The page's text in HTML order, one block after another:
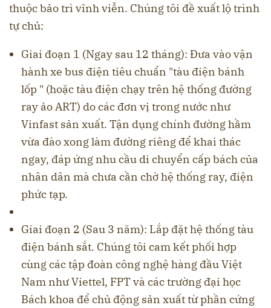
thuộc bảo trì vĩnh viễn. Chúng tôi đề xuất lộ trình
tự chủ:
Giai đoạn 1 (Ngay sau 12 tháng): Đưa vào vận
hành xe bus điện tiêu chuẩn "tàu điện bánh
lốp " (hoặc tàu điện chạy trên hệ thống đường
ray ảo ART) do các đơn vị trong nước như
Vinfast sản xuất. Tận dụng chính đường hầm
vừa đào xong làm đường riêng để khai thác
ngay, đáp ứng nhu cầu di chuyển cấp bách của
nhân dân mà chưa cần chờ hệ thống ray, điện
phức tạp.
Giai đoạn 2 (Sau 3 năm): Lắp đặt hệ thống tàu
điện bánh sắt. Chúng tôi cam kết phối hợp
cùng các tập đoàn công nghệ hàng đầu Việt
Nam như Viettel, FPT và các trường đại học
Bách khoa để chủ động sản xuất từ phần cứng